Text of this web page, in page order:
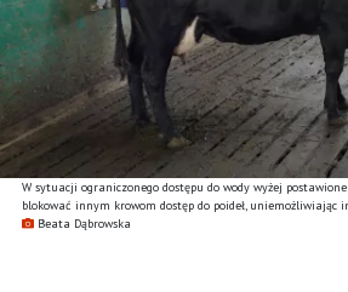
W sytuacji ograniczonego dostępu do wody wyżej
blokować innym krowom dostęp do poideł, uniemożliwiając
Beata Dąbrowska